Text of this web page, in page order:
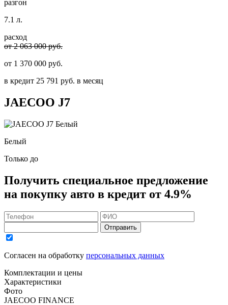
разгон
7.1 л.
расход
от 2 063 000 руб.
от 1 370 000 руб.
в кредит 25 791 руб. в месяц
JAECOO J7
Белый
Только до
Получить специальное предложение
на покупку авто в кредит от 4.9%
Отправить
Согласен на обработку персональных данных
Комплектации и цены
Характеристики
Фото
JAECOO FINANCE